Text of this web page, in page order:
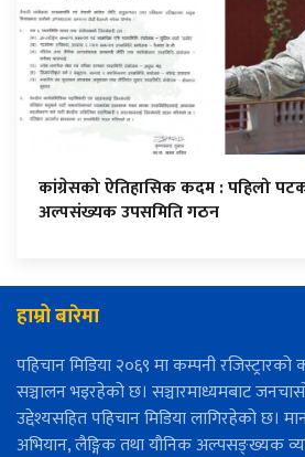
कांग्रेसको ऐतिहासिक कदम : पहिलो
अल्पसंख्यक उपसमिति गठन
हाम्रो बारेमा
पहिचान मिडिया २०६९ मा कम्पनी रजिस्ट्रारको
सञ्चालन भइरहेको छ। सञ्चारमाध्यमबाट
उद्देश्यसहित पहिचान मिडिया लागिरहेको छ।
अभियान, लैङ्गिक तथा यौनिक अल्पसङ्ख्यक